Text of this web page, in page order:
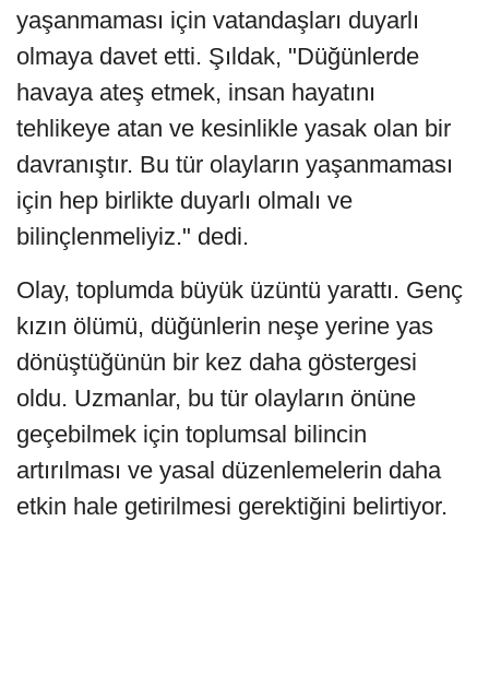
yaşanmaması için vatandaşları duyarlı
olmaya davet etti. Şıldak, "Düğünlerde
havaya ateş etmek, insan hayatını
tehlikeye atan ve kesinlikle yasak olan bir
davranıştır. Bu tür olayların yaşanmaması
için hep birlikte duyarlı olmalı ve
bilinçlenmeliyiz." dedi.
Olay, toplumda büyük üzüntü yarattı. Genç
kızın ölümü, düğünlerin neşe yerine yas
dönüştüğünün bir kez daha göstergesi
oldu. Uzmanlar, bu tür olayların önüne
geçebilmek için toplumsal bilincin
artırılması ve yasal düzenlemelerin daha
etkin hale getirilmesi gerektiğini belirtiyor.